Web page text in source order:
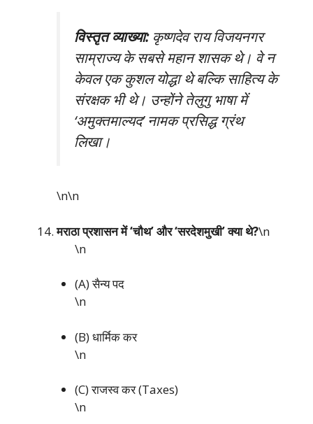
विस्तृत व्याख्या:कृष्णदेव राय विजयनगर
साम्राज्य के सबसे महान शासक थे। वे न
केवल एक कुशल योद्धा थे बल्कि साहित्य के
संरक्षक भी थे। उन्होंने तेलुगु भाषा में
‘अमुक्तमाल्यद’ नामक प्रसिद्ध ग्रंथ
लिखा।
\n\n
मराठा प्रशासन में ‘चौथ’ और ‘सरदेशमुखी’ क्या थे?\n
\n
(A) सैन्य पद
\n
(B) धार्मिक कर
\n
(C) राजस्व कर (Taxes)
\n